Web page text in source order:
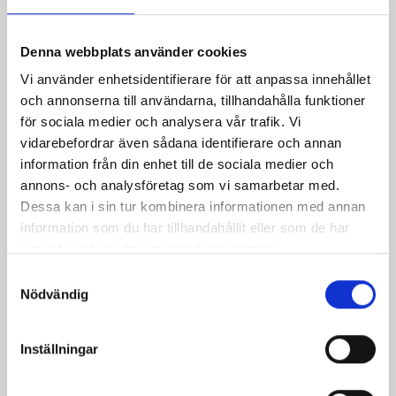
Denna webbplats använder cookies
Vi använder enhetsidentifierare för att anpassa innehållet
och annonserna till användarna, tillhandahålla funktioner
för sociala medier och analysera vår trafik. Vi
vidarebefordrar även sådana identifierare och annan
information från din enhet till de sociala medier och
annons- och analysföretag som vi samarbetar med.
Dessa kan i sin tur kombinera informationen med annan
information som du har tillhandahållit eller som de har
Nödvändig
Inställningar
Kunder som köpt denna produkt köpte
också: